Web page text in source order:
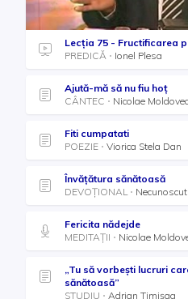
Lecția 75 - Fructificarea
PREDICĂ
Ionel Plesa
Ajută-mă să nu fiu hoț
CÂNTEC
Nicolae
Fiti cumpatati
POEZIE
Viorica Stela Dan
Învățătura sănătoasă
DEVOȚIONAL
Necunoscut
Fericita nădejde
MEDITAȚII
Nicolae
„Tu să vorbești lucruri
sănătoasă”
STUDIU
Adrian Timișag